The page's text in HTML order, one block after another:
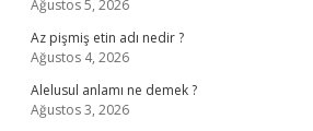
Ağustos 5, 2026
Az pişmiş etin adı nedir ?
Ağustos 4, 2026
Alelusul anlamı ne demek ?
Ağustos 3, 2026